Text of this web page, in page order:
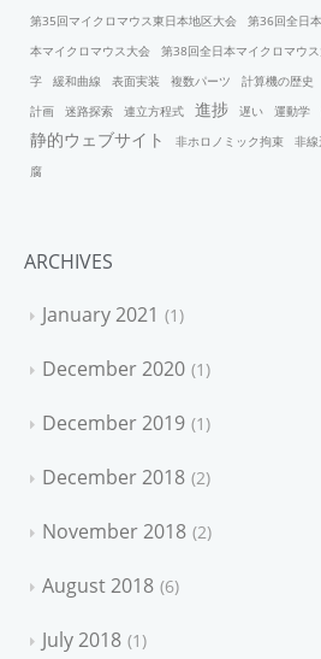
第35回マイクロマウス東日本地区大会
第36回全日
本マイクロマウス大会
第38回全日本マイクロマウ
字
緩和曲線 表面実装 複数パーツ 計算機の歴史
計画
迷路探索 連立方程式 進捗 遅い 運動学
静的ウェブサイト 非ホロノミック拘束 非
腐
ARCHIVES
January 2021
1
December 2020 1
December 2019 1
December 2018 2
November 2018 2
August 2018 6
July 2018 1